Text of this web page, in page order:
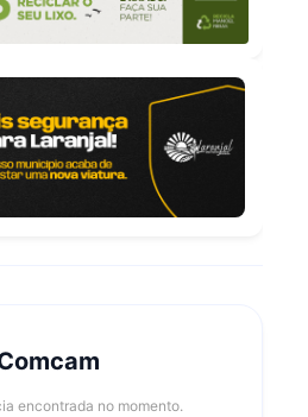
encontrada no momento.